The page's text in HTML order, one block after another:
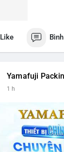
Like
Yamafuji
1 h